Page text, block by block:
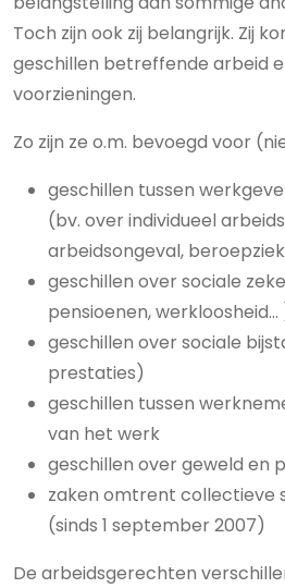
Toch zijn ook zij belangrijk. Zij
geschillen betreffende arbeid
voorzieningen.
Zo zijn ze o.m. bevoegd voor
geschillen tussen
(bv. over individueel
arbeidsongeval,
geschillen over sociale
pensioenen, werkloosheid…
geschillen over sociale
prestaties)
geschillen tussen
van het werk
geschillen over geweld en
zaken omtrent collectieve
(sinds 1 september 2007)
De arbeidsgerechten